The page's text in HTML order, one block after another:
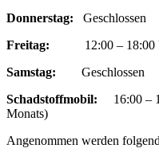
Donnerstag: Geschlossen
Freitag: 12:00 – 18:00
Samstag:
Geschlossen
Schadstoffmobil: 16:00 –
Monats)
Angenommen werden